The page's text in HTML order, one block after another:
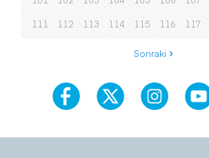
111
112 113 114 115 116 117
Sonraki